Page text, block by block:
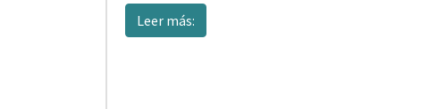
Leer más: